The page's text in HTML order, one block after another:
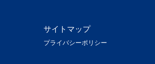
サイトマップ
プライバシーポリシー